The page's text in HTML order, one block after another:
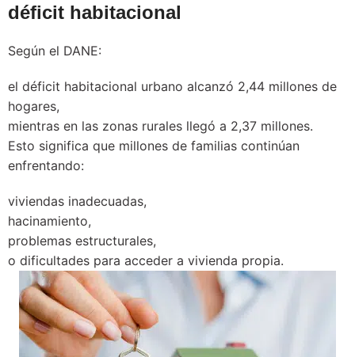
déficit habitacional
Según el DANE:
el déficit habitacional urbano alcanzó 2,44 millones de
hogares,
mientras en las zonas rurales llegó a 2,37 millones.
Esto significa que millones de familias continúan
enfrentando:
viviendas inadecuadas,
hacinamiento,
problemas estructurales,
o dificultades para acceder a vivienda propia.